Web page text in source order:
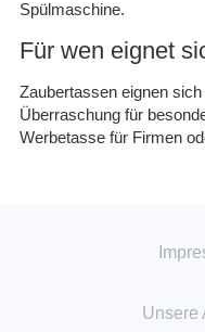
Spülmaschine.
Für wen eignet
Zaubertassen eignen
Überraschung für
Werbetasse für Firmen
Unsere